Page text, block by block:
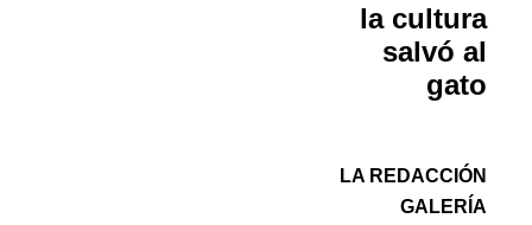
la cultura
salvó al
gato
LA REDACCIÓN
GALERÍA